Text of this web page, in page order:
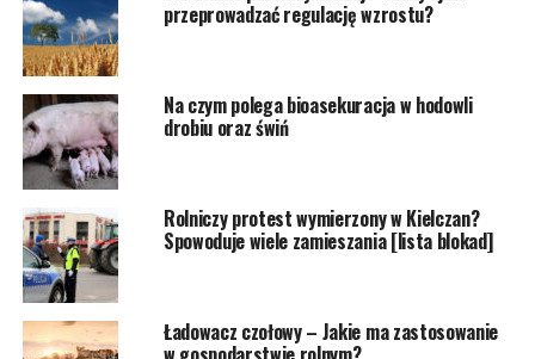
przeprowadzać regulację wzrostu?
Na czym polega bioasekuracja w hodowli
drobiu oraz świń
Rolniczy protest wymierzony w Kielczan?
Spowoduje wiele zamieszania [lista blokad]
Ładowacz czołowy – Jakie ma zastosowanie